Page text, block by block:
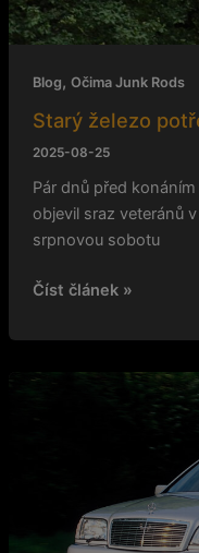
Blog, Očima Junk Rods
Starý železo
2025-08-25
Pár dnů před
objevil sraz veteránů
srpnovou sobotu
Číst článek »
Jak
pokazit
deseti